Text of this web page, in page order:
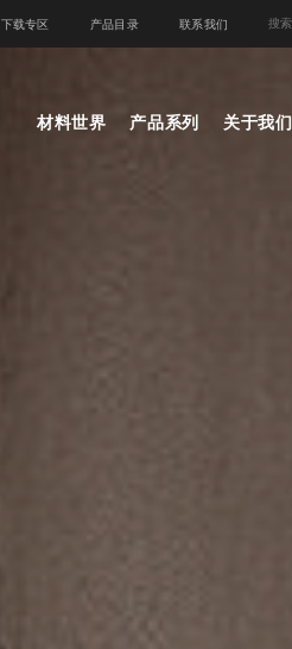
下载专区 产品目录 联系我们
材料世界 产品系列 关于我们